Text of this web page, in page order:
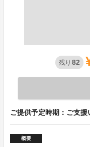
残り 82
ご提供予定時期：ご支
概要